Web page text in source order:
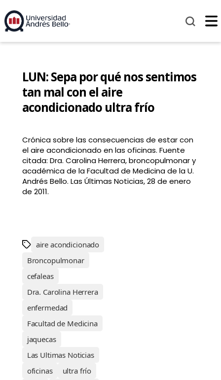
LUN: Sepa por qué nos sentimos
tan mal con el aire
acondicionado ultra frío
Crónica sobre las consecuencias de estar con
el aire acondicionado en las oficinas. Fuente
citada: Dra. Carolina Herrera, broncopulmonar y
académica de la Facultad de Medicina de la U.
Andrés Bello. Las Últimas Noticias, 28 de enero
de 2011.
aire acondicionado
Broncopulmonar
cefaleas
Dra. Carolina Herrera
enfermedad
Facultad de Medicina
jaquecas
Las Ultimas Noticias
oficinas
ultra frío